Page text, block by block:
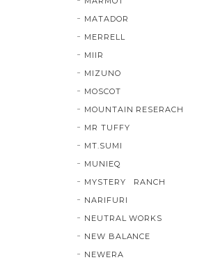
MATADOR
MERRELL
MIIR
MIZUNO
MOSCOT
MOUNTAIN RESERACH
MR TUFFY
MT.SUMI
MUNIEQ
MYSTERY RANCH
NARIFURI
NEUTRAL WORKS
NEW BALANCE
NEWERA